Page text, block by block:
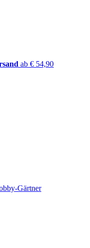
ab € 54,90
Gärtner